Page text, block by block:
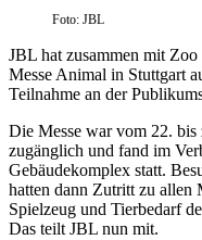
Foto: JBL
JBL hat zusammen mit
Messe Animal in Stuttgart
Teilnahme an der
Die Messe war vom 22.
zugänglich und fand im
Gebäudekomplex statt.
hatten dann Zutritt zu allen
Spielzeug und Tierbedarf
Das teilt JBL nun mit.